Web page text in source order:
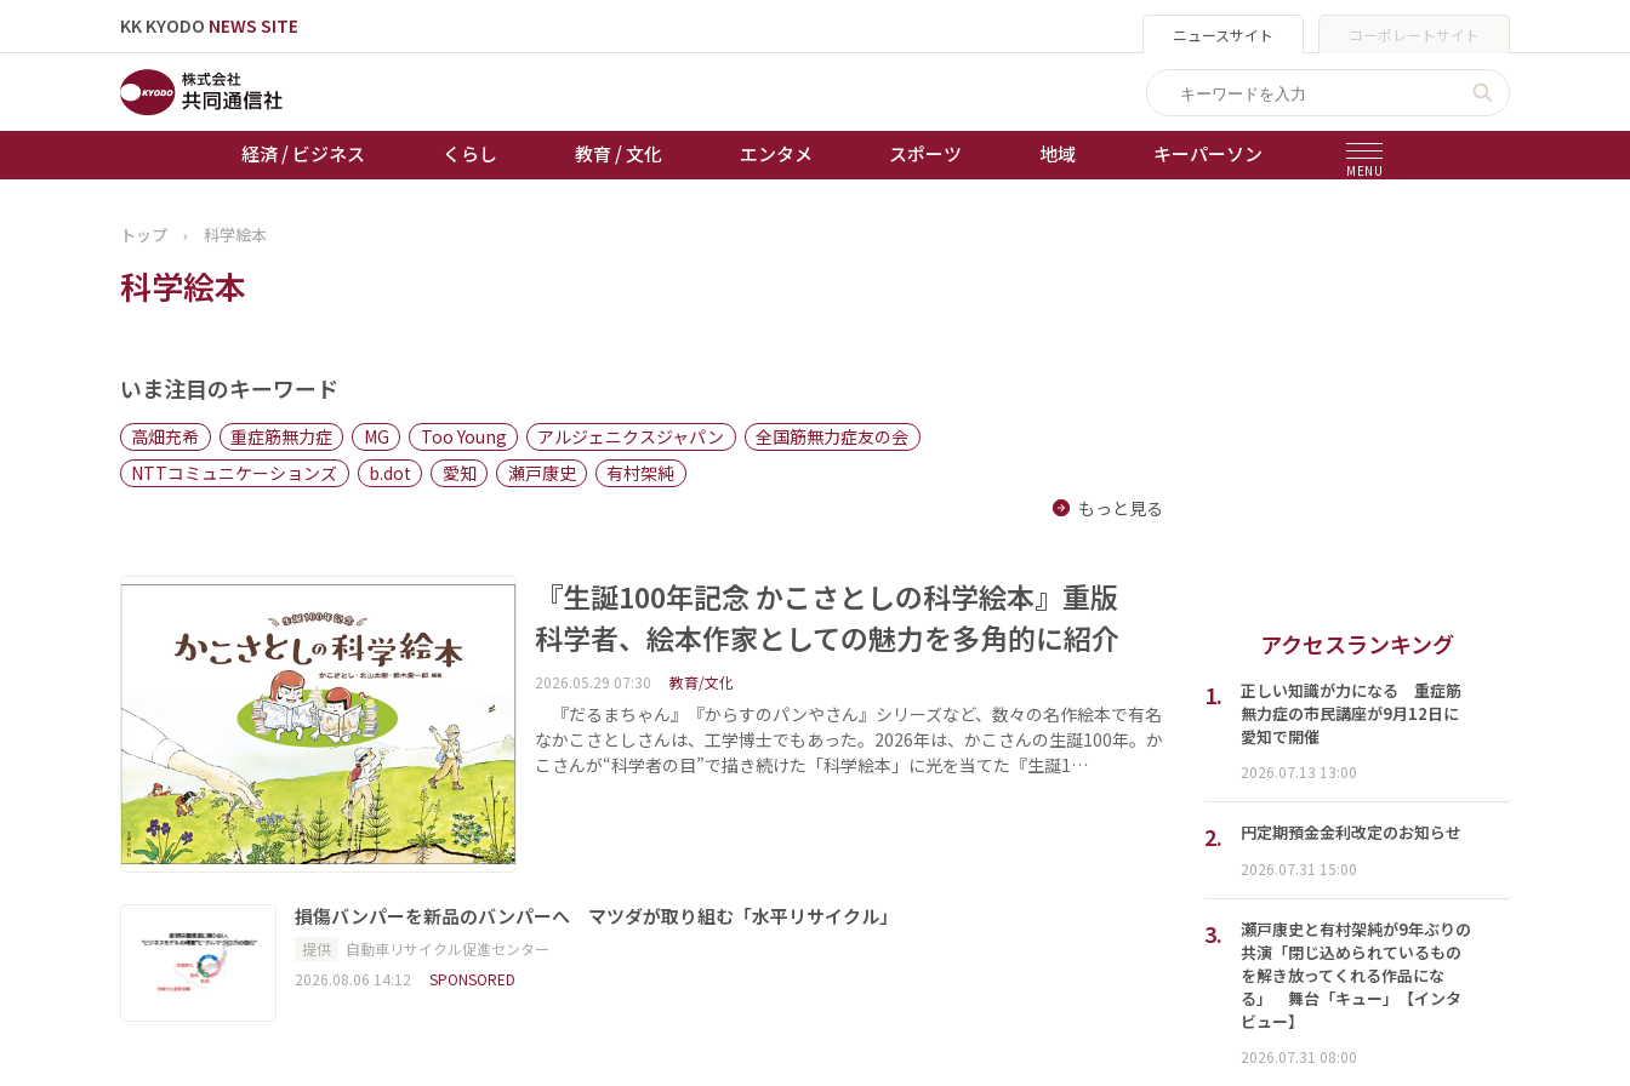
KK KYODO NEWS SITE ニュースサイト コーポレートサイト
経済 / ビジネス くらし 教育 / 文化 エンタメ スポーツ 地域 キーパーソン
MENU
トップページ
お知らせ
地域
キーパーソン
棋王戦
トップ › 科学絵本
科学絵本
いま注目のキーワード
高畑充希 重症筋無力症 MG Too Young アルジェニクスジャパン
全国筋無力症友の会
NTTコミュニケーションズ
b.dot 愛知 瀬戸康史
有村架純
もっと見る
『生誕100年記念 かこさとしの科学絵本』重版
科学者、絵本作家としての魅力を多角的に紹介
2026.05.29 07:30 教育/文化
『だるまちゃん』『からすのパンやさん』シリーズなど、数々の名作絵本で有名
なかこさとしさんは、工学博士でもあった。2026年は、かこさんの生誕100年。か
こさんが“科学者の目”で描き続けた「科学絵本」に光を当てた『生誕1…
損傷バンパーを新品のバンパーへ マツダが取り組む「水平リサイクル」
提供
自動車リサイクル促進センター
2026.08.06 14:12
SPONSORED
アクセスランキング
1.
正しい知識が力になる 重症筋
無力症の市民講座が9月12日に
愛知で開催
2026.07.13 13:00
2. 円定期預金金利改定のお知らせ
2026.07.31 15:00
3.
瀬戸康史と有村架純が9年ぶりの
共演「閉じ込められているもの
を解き放ってくれる作品にな
る」 舞台「キュー」【インタ
ビュー】
2026.07.31 08:00